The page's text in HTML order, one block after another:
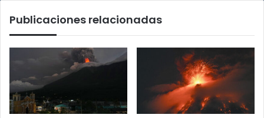
Publicaciones relacionadas